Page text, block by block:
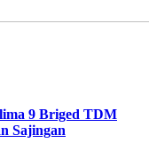
9 Briged TDM
Sajingan